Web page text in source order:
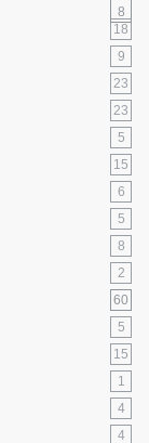
8
18
9
23
23
5
15
6
5
8
2
60
5
15
1
4
4